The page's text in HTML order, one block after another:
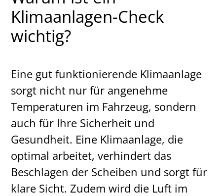
Klimaanlagen-Check
wichtig?
Eine gut funktionierende Klimaanlage
sorgt nicht nur für angenehme
Temperaturen im Fahrzeug, sondern
auch für Ihre Sicherheit und
Gesundheit. Eine Klimaanlage, die
optimal arbeitet, verhindert das
Beschlagen der Scheiben und sorgt für
klare Sicht. Zudem wird die Luft im